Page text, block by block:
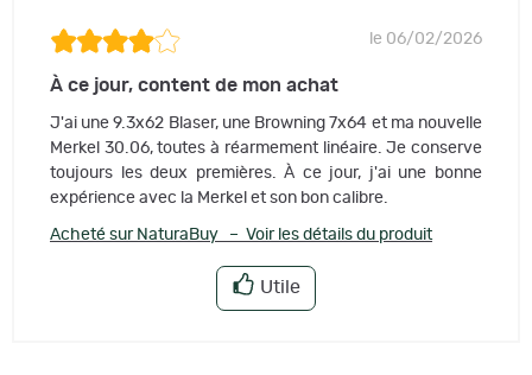
le 06/02/2026
À ce jour, content de mon achat
J'ai une 9.3x62 Blaser, une Browning 7x64 et ma nouvelle
Merkel 30.06, toutes à réarmement linéaire. Je conserve
toujours les deux premières. À ce jour, j'ai une bonne
expérience avec la Merkel et son bon calibre.
Acheté sur NaturaBuy – Voir les détails du produit
Utile